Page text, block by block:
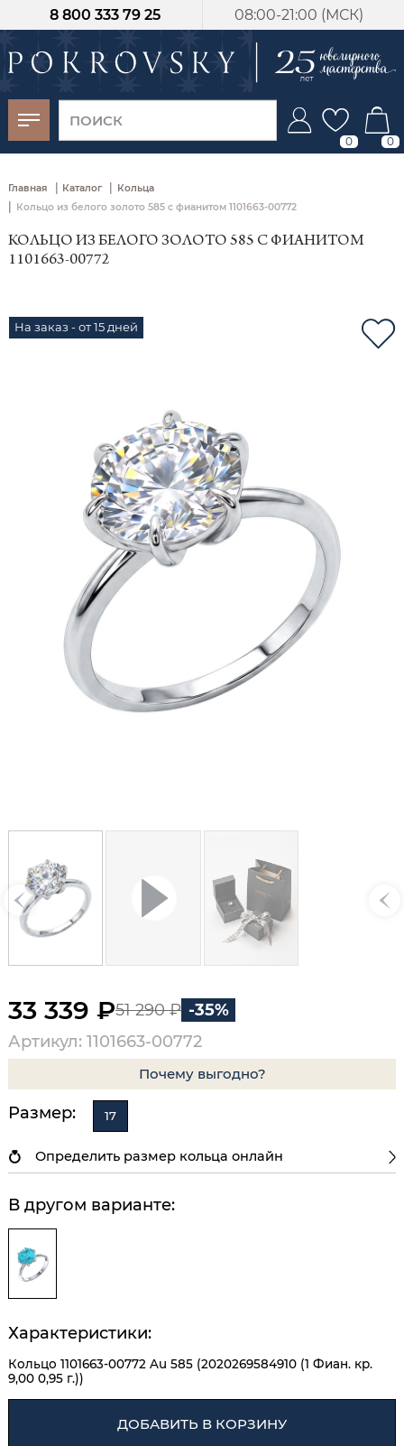
08:00-21:00 (МСК)
8 800 333 79 25
0 0
Главная | Каталог | Кольца
| Кольцо из белого золото 585 с фианитом 1101663-00772
КОЛЬЦО ИЗ БЕЛОГО ЗОЛОТО 585 С ФИАНИТОМ
1101663-00772
На заказ - от 15 дней
33 339 ₽51 290 ₽ -35%
Артикул: 1101663-00772
Почему выгодно?
Размер: 17
Определить размер кольца онлайн
В другом варианте:
Характеристики:
Кольцо 1101663-00772 Au 585 (2020269584910 (1 Фиан. кр.
9,00 0,95 г.))
ДОБАВИТЬ В КОРЗИНУ
-30%
от 15 дней с
момента оплаты